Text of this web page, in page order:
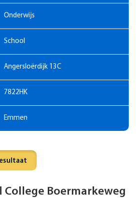
Onderwijs
School
Angersloërdijk 13C
7822HK
Emmen
College Boermarkeweg